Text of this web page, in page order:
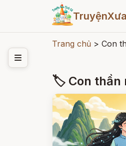
Trang chủ > Con
🏷 Con thần